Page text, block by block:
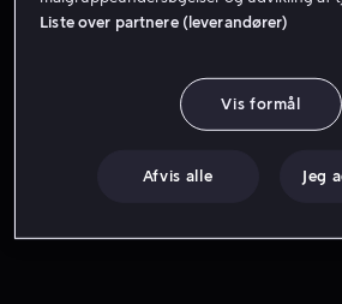
Liste over partnere (leverandører)
Vis formål
Afvis alle Jeg